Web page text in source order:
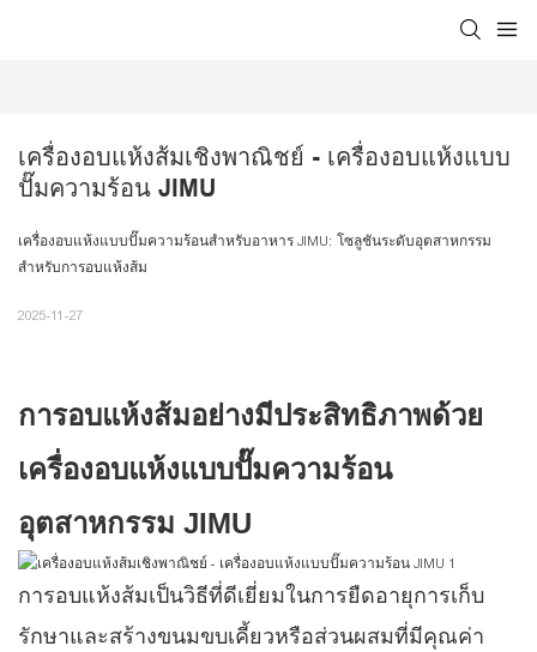
เครื่องอบแห้งส้มเชิงพาณิชย์ - เครื่องอบแห้งแบบ
ปั๊มความร้อน JIMU
เครื่องอบแห้งแบบปั๊มความร้อนสำหรับอาหาร JIMU: โซลูชันระดับอุตสาหกรรม
สำหรับการอบแห้งส้ม
2025-11-27
การอบแห้งส้มอย่างมีประสิทธิภาพด้วย
เครื่องอบแห้งแบบปั๊มความร้อน
อุตสาหกรรม JIMU
การอบแห้งส้มเป็นวิธีที่ดีเยี่ยมในการยืดอายุการเก็บ
รักษาและสร้างขนมขบเคี้ยวหรือส่วนผสมที่มีคุณค่า